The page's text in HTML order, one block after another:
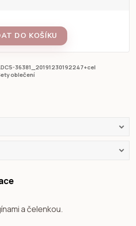
DO KOŠÍKU
36381_20191230192247+cel
oblečení
a čelenkou.